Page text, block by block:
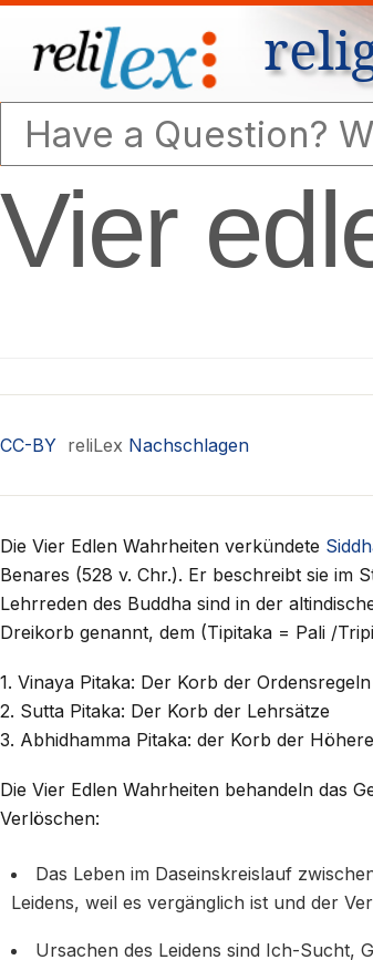
Vier
CC-BY reliLex Nachschlagen
Die Vier Edlen Wahrheiten verkündete
Benares (528 v. Chr.). Er beschreibt sie im
Lehrreden des Buddha sind in der
Dreikorb genannt, dem (Tipitaka = Pali /
1. Vinaya Pitaka: Der Korb der Ordensregeln
2. Sutta Pitaka: Der Korb der Lehrsätze
3. Abhidhamma Pitaka: der Korb der
Die Vier Edlen Wahrheiten behandeln das
Verlöschen:
Das Leben im Daseinskreislauf
Leidens, weil es vergänglich ist und der
Ursachen des Leidens sind Ich-Sucht,